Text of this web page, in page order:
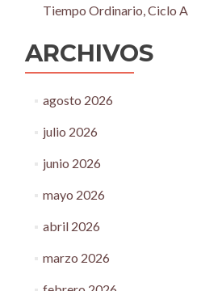
Tiempo Ordinario, Ciclo A
ARCHIVOS
agosto 2026
julio 2026
junio 2026
mayo 2026
abril 2026
marzo 2026